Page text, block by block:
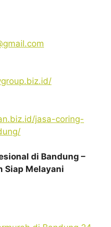
jasa-coring-
di Bandung –
Siap Melayani